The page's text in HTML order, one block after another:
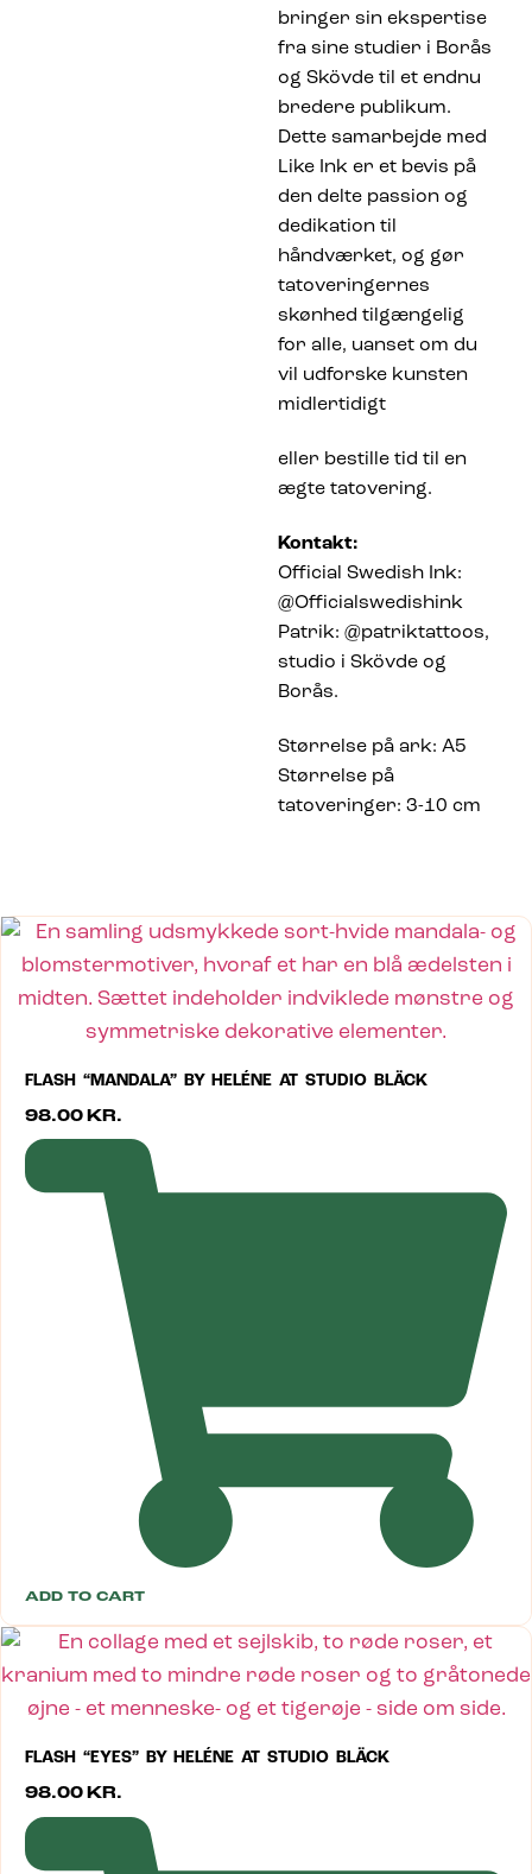
bringer sin ekspertise
fra sine studier i Borås
og Skövde til et endnu
bredere publikum.
Dette samarbejde med
Like Ink er et bevis på
den delte passion og
dedikation til
håndværket, og gør
tatoveringernes
skønhed tilgængelig
for alle, uanset om du
vil udforske kunsten
midlertidigt
eller bestille tid til en
ægte tatovering.
Kontakt:
Official Swedish Ink:
@Officialswedishink
Patrik: @patriktattoos,
studio i Skövde og
Borås.
Størrelse på ark: A5
Størrelse på
tatoveringer: 3-10 cm
FLASH “MANDALA” BY HELÉNE AT STUDIO BLÄCK
98.00 KR.
ADD TO CART
FLASH “EYES” BY HELÉNE AT STUDIO BLÄCK
98.00 KR.